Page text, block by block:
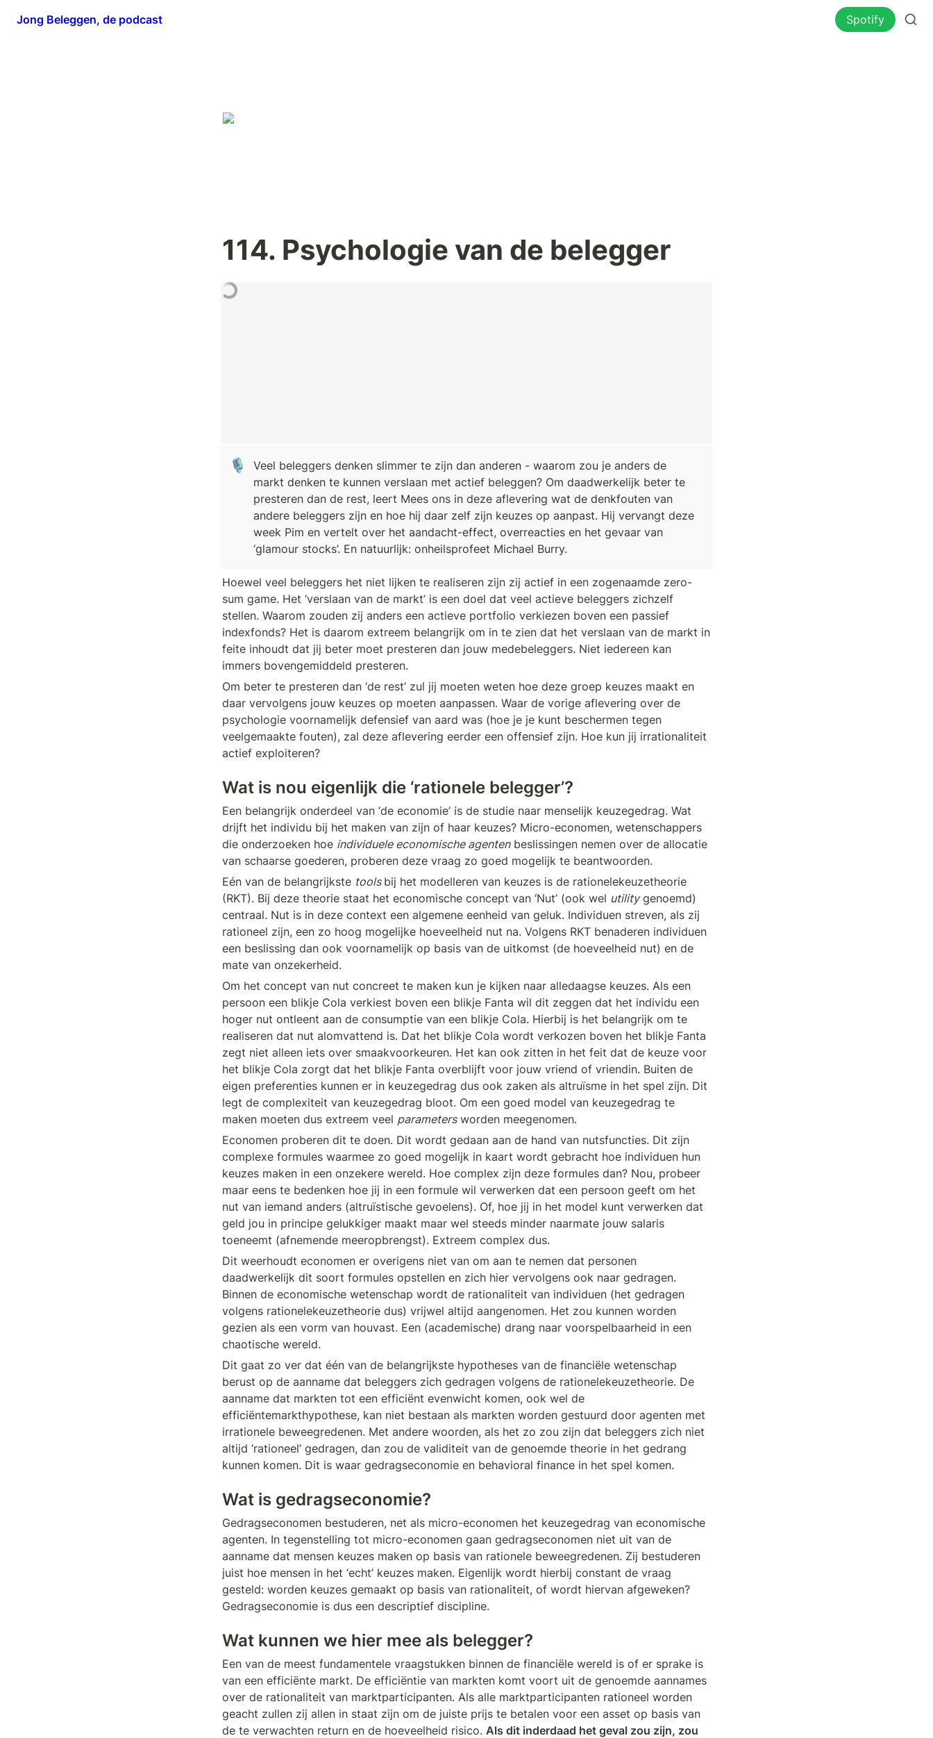
Jong Beleggen, de podcast Spotify
114. Psychologie van de belegger
🎙️
Veel beleggers denken slimmer te zijn dan anderen - waarom zou je anders de
markt denken te kunnen verslaan met actief beleggen? Om daadwerkelijk beter te
presteren dan de rest, leert Mees ons in deze aflevering wat de denkfouten van
andere beleggers zijn en hoe hij daar zelf zijn keuzes op aanpast. Hij vervangt deze
week Pim en vertelt over het aandacht-effect, overreacties en het gevaar van
‘glamour stocks’. En natuurlijk: onheilsprofeet Michael Burry.
Hoewel veel beleggers het niet lijken te realiseren zijn zij actief in een zogenaamde zero-
sum game. Het ‘verslaan van de markt’ is een doel dat veel actieve beleggers zichzelf
stellen. Waarom zouden zij anders een actieve portfolio verkiezen boven een passief
indexfonds? Het is daarom extreem belangrijk om in te zien dat het verslaan van de markt in
feite inhoudt dat jij beter moet presteren dan jouw medebeleggers. Niet iedereen kan
immers bovengemiddeld presteren.
Om beter te presteren dan ‘de rest’ zul jij moeten weten hoe deze groep keuzes maakt en
daar vervolgens jouw keuzes op moeten aanpassen. Waar de vorige aflevering over de
psychologie voornamelijk defensief van aard was (hoe je je kunt beschermen tegen
veelgemaakte fouten), zal deze aflevering eerder een offensief zijn. Hoe kun jij irrationaliteit
actief exploiteren?
Wat is nou eigenlijk die ‘rationele belegger’?
Een belangrijk onderdeel van ‘de economie’ is de studie naar menselijk keuzegedrag. Wat
drijft het individu bij het maken van zijn of haar keuzes? Micro-economen, wetenschappers
die onderzoeken hoe individuele economische agenten beslissingen nemen over de allocatie
van schaarse goederen, proberen deze vraag zo goed mogelijk te beantwoorden.
Eén van de belangrijkste tools bij het modelleren van keuzes is de rationelekeuzetheorie
(RKT). Bij deze theorie staat het economische concept van ‘Nut’ (ook wel utility genoemd)
centraal. Nut is in deze context een algemene eenheid van geluk. Individuen streven, als zij
rationeel zijn, een zo hoog mogelijke hoeveelheid nut na. Volgens RKT benaderen individuen
een beslissing dan ook voornamelijk op basis van de uitkomst (de hoeveelheid nut) en de
mate van onzekerheid.
Om het concept van nut concreet te maken kun je kijken naar alledaagse keuzes. Als een
persoon een blikje Cola verkiest boven een blikje Fanta wil dit zeggen dat het individu een
hoger nut ontleent aan de consumptie van een blikje Cola. Hierbij is het belangrijk om te
realiseren dat nut alomvattend is. Dat het blikje Cola wordt verkozen boven het blikje Fanta
zegt niet alleen iets over smaakvoorkeuren. Het kan ook zitten in het feit dat de keuze voor
het blikje Cola zorgt dat het blikje Fanta overblijft voor jouw vriend of vriendin. Buiten de
eigen preferenties kunnen er in keuzegedrag dus ook zaken als altruïsme in het spel zijn. Dit
legt de complexiteit van keuzegedrag bloot. Om een goed model van keuzegedrag te
maken moeten dus extreem veel parameters worden meegenomen.
Economen proberen dit te doen. Dit wordt gedaan aan de hand van nutsfuncties. Dit zijn
complexe formules waarmee zo goed mogelijk in kaart wordt gebracht hoe individuen hun
keuzes maken in een onzekere wereld. Hoe complex zijn deze formules dan? Nou, probeer
maar eens te bedenken hoe jij in een formule wil verwerken dat een persoon geeft om het
nut van iemand anders (altruïstische gevoelens). Of, hoe jij in het model kunt verwerken dat
geld jou in principe gelukkiger maakt maar wel steeds minder naarmate jouw salaris
toeneemt (afnemende meeropbrengst). Extreem complex dus.
Dit weerhoudt economen er overigens niet van om aan te nemen dat personen
daadwerkelijk dit soort formules opstellen en zich hier vervolgens ook naar gedragen.
Binnen de economische wetenschap wordt de rationaliteit van individuen (het gedragen
volgens rationelekeuzetheorie dus) vrijwel altijd aangenomen. Het zou kunnen worden
gezien als een vorm van houvast. Een (academische) drang naar voorspelbaarheid in een
chaotische wereld.
Dit gaat zo ver dat één van de belangrijkste hypotheses van de financiële wetenschap
berust op de aanname dat beleggers zich gedragen volgens de rationelekeuzetheorie. De
aanname dat markten tot een efficiënt evenwicht komen, ook wel de
efficiëntemarkthypothese, kan niet bestaan als markten worden gestuurd door agenten met
irrationele beweegredenen. Met andere woorden, als het zo zou zijn dat beleggers zich niet
altijd ‘rationeel’ gedragen, dan zou de validiteit van de genoemde theorie in het gedrang
kunnen komen. Dit is waar gedragseconomie en behavioral finance in het spel komen.
Wat is gedragseconomie?
Gedragseconomen bestuderen, net als micro-economen het keuzegedrag van economische
agenten. In tegenstelling tot micro-economen gaan gedragseconomen niet uit van de
aanname dat mensen keuzes maken op basis van rationele beweegredenen. Zij bestuderen
juist hoe mensen in het ‘echt’ keuzes maken. Eigenlijk wordt hierbij constant de vraag
gesteld: worden keuzes gemaakt op basis van rationaliteit, of wordt hiervan afgeweken?
Gedragseconomie is dus een descriptief discipline.
Wat kunnen we hier mee als belegger?
Een van de meest fundamentele vraagstukken binnen de financiële wereld is of er sprake is
van een efficiënte markt. De efficiëntie van markten komt voort uit de genoemde aannames
over de rationaliteit van marktparticipanten. Als alle marktparticipanten rationeel worden
geacht zullen zij allen in staat zijn om de juiste prijs te betalen voor een asset op basis van
de te verwachten return en de hoeveelheid risico. Als dit inderdaad het geval zou zijn, zou